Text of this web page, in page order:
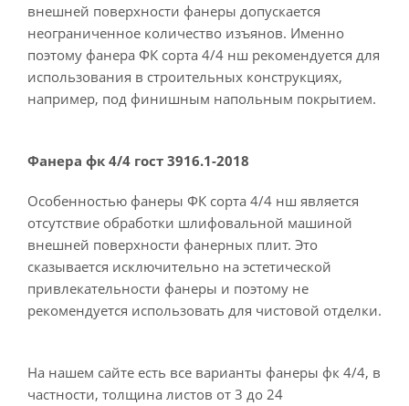
внешней поверхности фанеры допускается
неограниченное количество изъянов. Именно
поэтому фанера ФК сорта 4/4 нш рекомендуется для
использования в строительных конструкциях,
например, под финишным напольным покрытием.
Фанера фк 4/4 гост 3916.1-2018
Особенностью фанеры ФК сорта 4/4 нш является
отсутствие обработки шлифовальной машиной
внешней поверхности фанерных плит. Это
сказывается исключительно на эстетической
привлекательности фанеры и поэтому не
рекомендуется использовать для чистовой отделки.
На нашем сайте есть все варианты фанеры фк 4/4, в
частности, толщина листов от 3 до 24